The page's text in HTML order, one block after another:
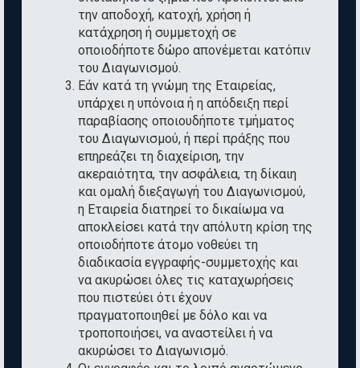
την αποδοχή, κατοχή, χρήση ή
κατάχρηση ή συμμετοχή σε
οποιοδήποτε δώρο απονέμεται κατόπιν
του Διαγωνισμού.
Εάν κατά τη γνώμη της Εταιρείας,
υπάρχει η υπόνοια ή η απόδειξη περί
παραβίασης οποιουδήποτε τμήματος
του Διαγωνισμού, ή περί πράξης που
επηρεάζει τη διαχείριση, την
ακεραιότητα, την ασφάλεια, τη δίκαιη
και ομαλή διεξαγωγή του Διαγωνισμού,
η Εταιρεία διατηρεί το δικαίωμα να
αποκλείσει κατά την απόλυτη κρίση της
οποιοδήποτε άτομο νοθεύει τη
διαδικασία εγγραφής-συμμετοχής και
να ακυρώσει όλες τις καταχωρήσεις
που πιστεύει ότι έχουν
πραγματοποιηθεί με δόλο και να
τροποποιήσει, να αναστείλει ή να
ακυρώσει το Διαγωνισμό.